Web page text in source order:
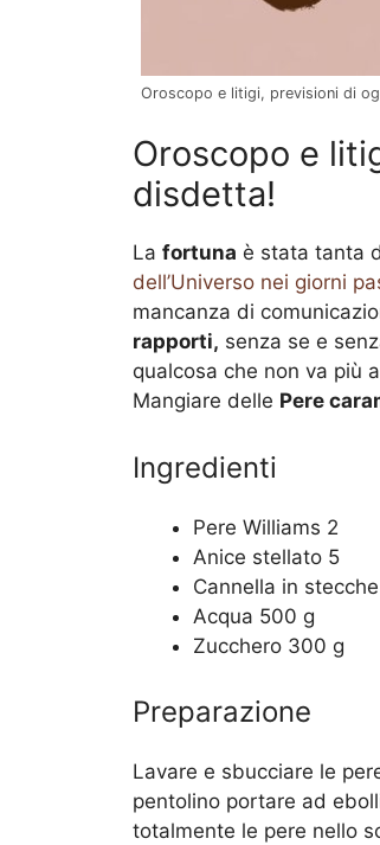
Oroscopo e litigi, previsioni di
Oroscopo e
disdetta!
La fortuna è stata tanta
dell’Universo nei giorni
mancanza di
rapporti, senza se e
qualcosa che non va più
Mangiare delle Pere
Ingredienti
Pere Williams 2
Anice stellato 5
Cannella in
Acqua 500 g
Zucchero 300 g
Preparazione
Lavare e sbucciare le
pentolino portare ad
totalmente le pere nello